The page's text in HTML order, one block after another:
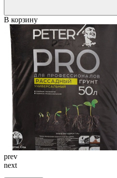
В корзину
prev
next